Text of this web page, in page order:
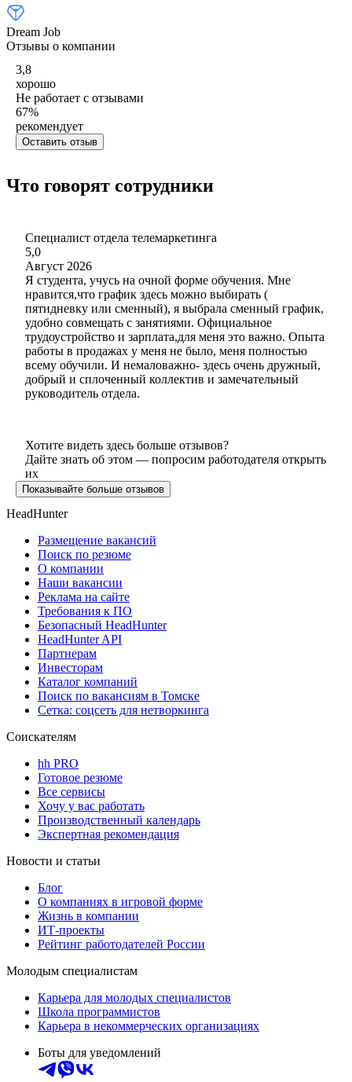
Dream Job
Отзывы о компании
3,8
хорошо
Не работает с отзывами
67%
рекомендует
Оставить отзыв
Что говорят сотрудники
Специалист отдела телемаркетинга
5,0
Август 2026
Я студента, учусь на очной форме обучения. Мне
нравится,что график здесь можно выбирать (
пятидневку или сменный), я выбрала сменный график,
удобно совмещать с занятиями. Официальное
трудоустройство и зарплата,для меня это важно. Опыта
работы в продажах у меня не было, меня полностью
всему обучили. И немаловажно- здесь очень дружный,
добрый и сплоченный коллектив и замечательный
руководитель отдела.
Хотите видеть здесь больше отзывов?
Дайте знать об этом — попросим работодателя открыть
их
Показывайте больше отзывов
HeadHunter
Размещение вакансий
Поиск по резюме
О компании
Наши вакансии
Реклама на сайте
Требования к ПО
Безопасный HeadHunter
HeadHunter API
Партнерам
Инвесторам
Каталог компаний
Поиск по вакансиям в Томске
Сетка: соцсеть для нетворкинга
Соискателям
hh PRO
Готовое резюме
Все сервисы
Хочу у вас работать
Производственный календарь
Экспертная рекомендация
Новости и статьи
Блог
О компаниях в игровой форме
Жизнь в компании
ИТ-проекты
Рейтинг работодателей России
Молодым специалистам
Карьера для молодых специалистов
Школа программистов
Карьера в некоммерческих организациях
Боты для уведомлений